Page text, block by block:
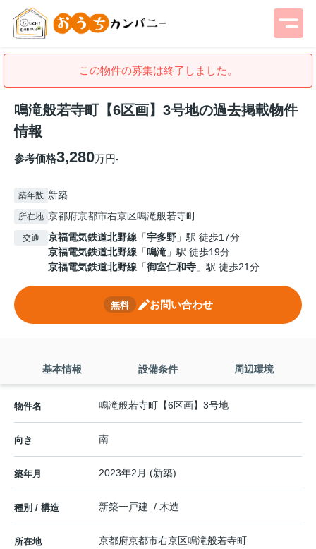
この物件の募集は終了しました。
鳴滝般若寺町【6区画】3号地の過去掲載物件
情報
参考価格3,280万円-
築年数 新築
所在地 京都府京都市右京区鳴滝般若寺町
交通 京福電気鉄道北野線 「宇多野 」駅 徒歩17分
京福電気鉄道北野線 「鳴滝 」駅 徒歩19分
京福電気鉄道北野線 「御室仁和寺 」駅 徒歩21分
無料 お問い合わせ
基本情報 設備条件 周辺環境
物件名 鳴滝般若寺町【6区画】3号地
向き 南
築年月 2023年2月 (新築)
種別 / 構造 新築一戸建 / 木造
所在地 京都府京都市右京区鳴滝般若寺町